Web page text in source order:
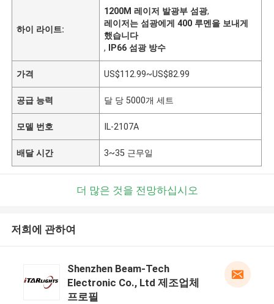
하이 라이트:
1200M 레이저 발광부 섬광,
레이저는 섬광에게 400 루멘을 보내게
했습니다
, IP66 섬광 방수
가격 US$112.99~US$82.99
공급 능력 달 당 5000개 세트
모델 번호 IL-2107A
배달 시간 3~35 근무일
더 많은 것을 전망하십시오
저희에 관하여
Shenzhen Beam-Tech
Electronic Co., Ltd 제조업체
프로필